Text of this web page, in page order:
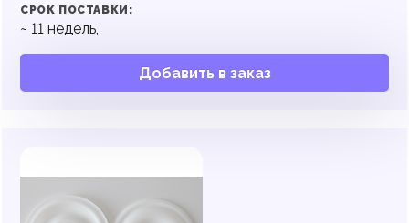
СРОК ПОСТАВКИ:
~ 11 недель,
Добавить в заказ